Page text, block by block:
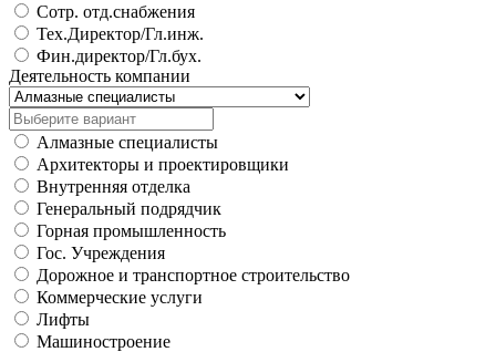
Сотр. отд.снабжения
Тех.Директор/Гл.инж.
Фин.директор/Гл.бух.
Деятельность компании
Алмазные специалисты
Архитекторы и проектировщики
Внутренняя отделка
Генеральный подрядчик
Горная промышленность
Гос. Учреждения
Дорожное и транспортное строительство
Коммерческие услуги
Лифты
Машиностроение